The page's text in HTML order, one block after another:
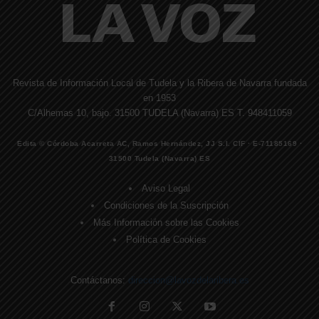
Revista de Información Local de Tudela y la Ribera de Navarra fundada
en 1953
C/Alhemas 10, bajo. 31500 TUDELA (Navarra) ES T. 948411059
Edita © Córdoba Acarreta AC, Ramos Hernández, JJ S.I. CIF · E-71185169 ·
31500 Tudela (Navarra) ES
Aviso Legal
Condiciones de la Suscripción
Más Información sobre las Cookies
Política de Cookies
Contáctanos: direccion@lavozdelaribera.es